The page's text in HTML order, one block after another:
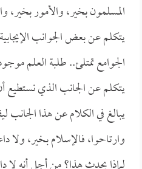
المسلمون بخير، والأمور بخير،
يتكلم عن بعض الجوانب
الجوامع تمتلئ.. طلبة العلم
يتكلم عن الجانب الذي
يبالغ في الكلام عن هذا الجانب
وارتاحوا، فالإسلام بخير، ولا